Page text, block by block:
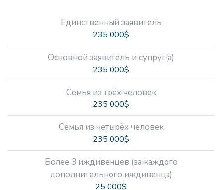
Единственный заявитель
235 000$
Основной заявитель и супруг(а)
235 000$
Семья из трёх человек
235 000$
Семья из четырёх человек
235 000$
Более 3 иждивенцев (за каждого
дополнительного иждивенца)
25 000$